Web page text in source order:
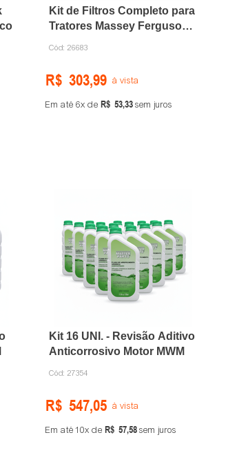
Kit de Filtros Completo para
Tratores Massey Ferguson
Cód: 26683
R$ 303,99 à vista
Em até 6 de R$ 53,33sem juros
Kit 16 UNI. - Revisão Aditivo
Anticorrosivo Motor MWM
Cód: 27354
R$ 547,05 à vista
Em até10 de R$ 57,58sem juros